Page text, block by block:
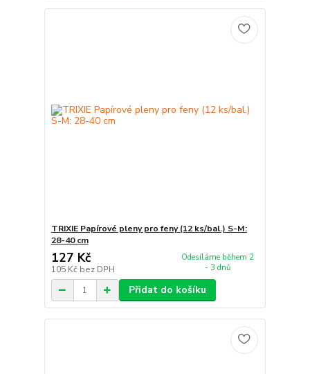
TRIXIE Papírové pleny pro feny (12 ks/bal.) S-M:
28-40 cm
127 Kč
105 Kč bez DPH
Odesíláme během 2
- 3 dnů
Přidat do košíku